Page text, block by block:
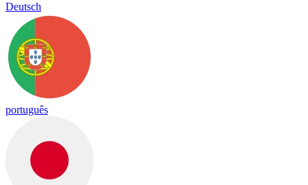
Deutsch
português